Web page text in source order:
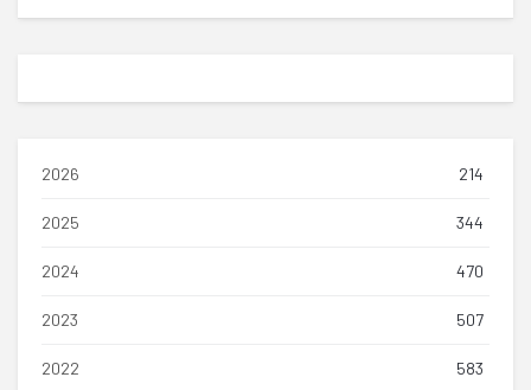
2026 214
2025 344
2024 470
2023 507
2022 583